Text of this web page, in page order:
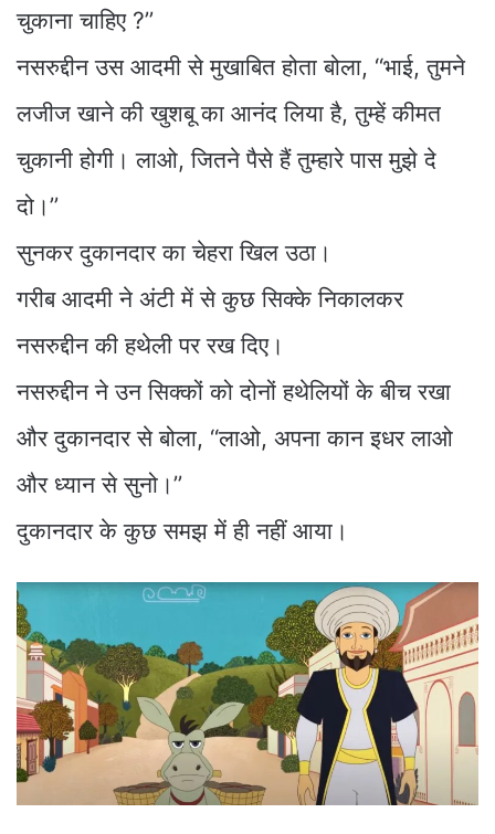
चुकाना चाहिए ?’’
नसरुद्दीन उस आदमी से मुखाबित होता बोला, ‘‘भाई, तुमने
लजीज खाने की खुशबू का आनंद लिया है, तुम्हें कीमत
चुकानी होगी। लाओ, जितने पैसे हैं तुम्हारे पास मुझे दे
दो।’’
सुनकर दुकानदार का चेहरा खिल उठा।
गरीब आदमी ने अंटी में से कुछ सिक्के निकालकर
नसरुद्दीन की हथेली पर रख दिए।
नसरुद्दीन ने उन सिक्कों को दोनों हथेलियों के बीच रखा
और दुकानदार से बोला, ‘‘लाओ, अपना कान इधर लाओ
और ध्यान से सुनो।’’
दुकानदार के कुछ समझ में ही नहीं आया।